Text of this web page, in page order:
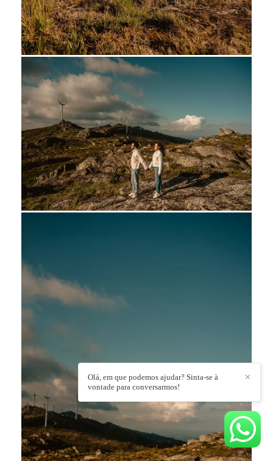
✕
Olá, em que podemos ajudar? Sinta-se à
vontade para conversarmos!